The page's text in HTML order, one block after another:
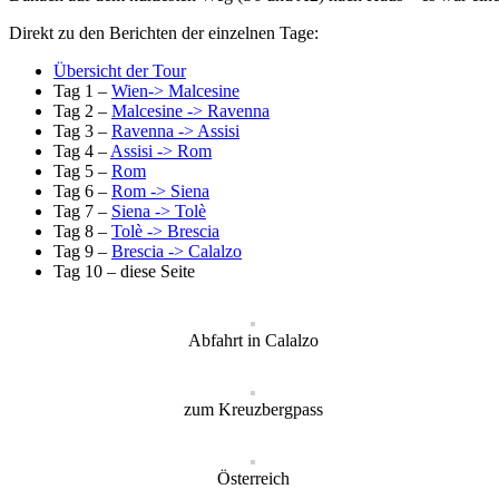
Direkt zu den Berichten der einzelnen Tage:
Übersicht der Tour
Tag 1 – Wien-> Malcesine
Tag 2 – Malcesine -> Ravenna
Tag 3 – Ravenna -> Assisi
Tag 4 – Assisi -> Rom
Tag 5 – Rom
Tag 6 – Rom -> Siena
Tag 7 – Siena -> Tolè
Tag 8 – Tolè -> Brescia
Tag 9 – Brescia -> Calalzo
Tag 10 – diese Seite
Abfahrt in Calalzo
zum Kreuzbergpass
Österreich